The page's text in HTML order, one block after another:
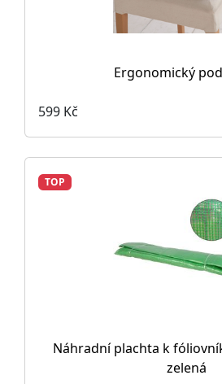
Ergonomický
599 Kč
TOP
Náhradní plachta k
zelená